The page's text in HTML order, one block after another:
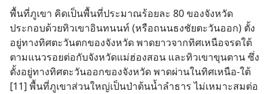
พื้นที่ภูเขา คิดเป็นพื้นที่ประมาณร้อยละ 80 ของจังหวัด
ประกอบด้วยทิวเขาอินทนนท์ (หรือถนนธงชัยตะวันออก) ตั้ง
อยู่ทางทิศตะวันตกของจังหวัด พาดยาวจากทิศเหนือจรดใต้
ตามแนวรอยต่อกับจังหวัดแม่ฮ่องสอน และทิวเขาขุนตาน ซึ่ง
ตั้งอยู่ทางทิศตะวันออกของจังหวัด พาดผ่านในทิศเหนือ-ใต้
[11] พื้นที่ภูเขาส่วนใหญ่เป็นป่าต้นน้ำลำธาร ไม่เหมาะสมต่อ